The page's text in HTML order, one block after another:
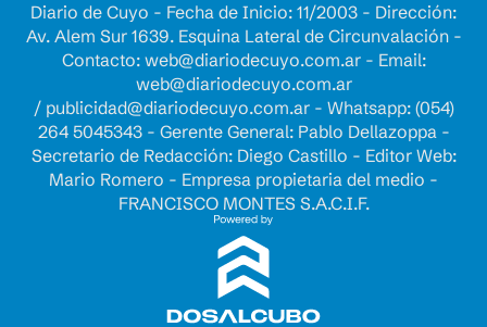
Diario de Cuyo - Fecha de Inicio: 11/2003 - Dirección:
Av. Alem Sur 1639. Esquina Lateral de Circunvalación -
Contacto: web@diariodecuyo.com.ar- Email:
web@diariodecuyo.com.ar
/ publicidad@diariodecuyo.com.ar- Whatsapp: (054)
264 5045343 - Gerente General: Pablo Dellazoppa -
Secretario de Redacción: Diego Castillo - Editor Web:
Mario Romero - Empresa propietaria del medio -
FRANCISCO MONTES S.A.C.I.F.